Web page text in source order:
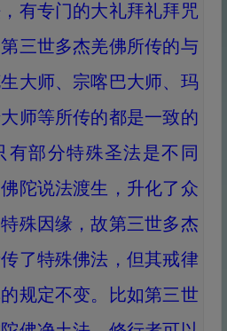
有专门的大礼拜礼拜咒
三世多杰羌佛所传的与
大师、宗喀巴大师、玛
师等所传的都是一致的
有部分特殊圣法是不同
陀说法渡生，升化了众
殊因缘，故第三世多杰
了特殊佛法，但其戒律
规定不变。比如第三世